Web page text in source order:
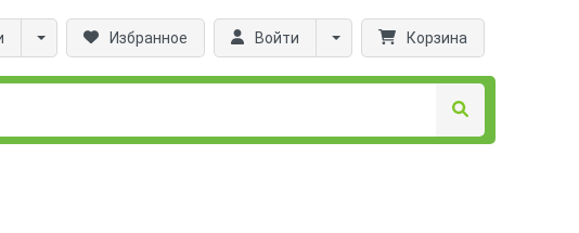
Избранное Войти Корзина